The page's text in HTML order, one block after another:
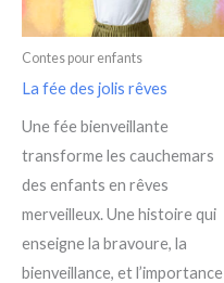
Contes pour enfants
La fée des jolis rêves
Une fée bienveillante
transforme les cauchemars
des enfants en rêves
merveilleux. Une histoire qui
enseigne la bravoure, la
bienveillance, et l’importance